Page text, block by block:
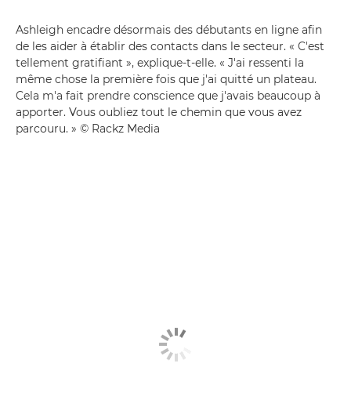
Ashleigh encadre désormais des débutants en ligne afin
de les aider à établir des contacts dans le secteur. « C'est
tellement gratifiant », explique-t-elle. « J'ai ressenti la
même chose la première fois que j'ai quitté un plateau.
Cela m'a fait prendre conscience que j'avais beaucoup à
apporter. Vous oubliez tout le chemin que vous avez
parcouru. » © Rackz Media